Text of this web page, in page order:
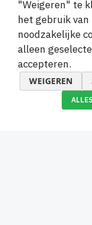
Heeft u
"Weigeren" te
het gebruik
noodzakelijke
alleen
accepteren.
WEIGEREN